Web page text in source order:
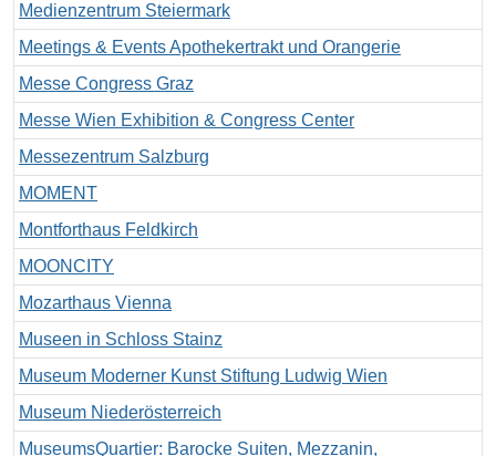
Medienzentrum Steiermark
Meetings & Events Apothekertrakt und Orangerie
Messe Congress Graz
Messe Wien Exhibition & Congress Center
Messezentrum Salzburg
MOMENT
Montforthaus Feldkirch
MOONCITY
Mozarthaus Vienna
Museen in Schloss Stainz
Museum Moderner Kunst Stiftung Ludwig Wien
Museum Niederösterreich
MuseumsQuartier: Barocke Suiten, Mezzanin,